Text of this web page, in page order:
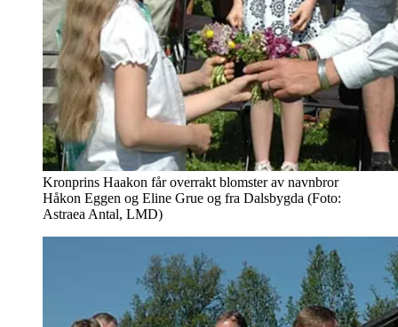
Kronprins Haakon får overrakt blomster av navnbror
Håkon Eggen og Eline Grue og fra Dalsbygda (Foto:
Astraea Antal, LMD)